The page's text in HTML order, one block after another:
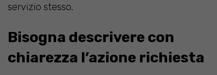
servizio stesso.
Bisogna descrivere con
chiarezza l’azione richiesta